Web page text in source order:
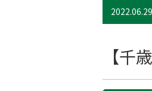
2022.06.29
【千